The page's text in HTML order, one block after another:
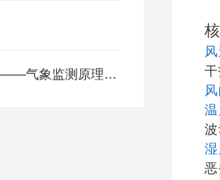
读懂天空的“表情”——气象监测原理与防灾减灾应用